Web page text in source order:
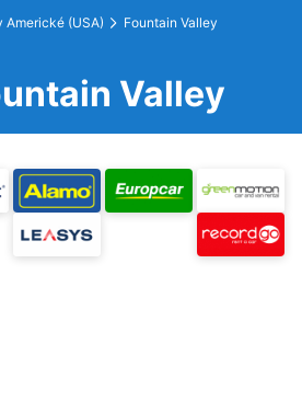
Americké (USA)
Fountain Valley
Valley